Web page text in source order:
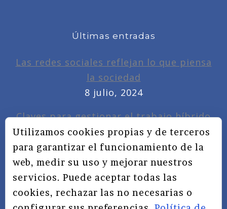
Últimas entradas
Las redes sociales reflejan lo que piensa
la sociedad
8 julio, 2024
Claves para gestionar el trabajo híbrido
7 noviembre, 2022
Privacidad, redes sociales y educación
3 septiembre, 2019
Utilizamos cookies propias y de terceros
para garantizar el funcionamiento de la
web, medir su uso y mejorar nuestros
servicios. Puede aceptar todas las
cookies, rechazar las no necesarias o